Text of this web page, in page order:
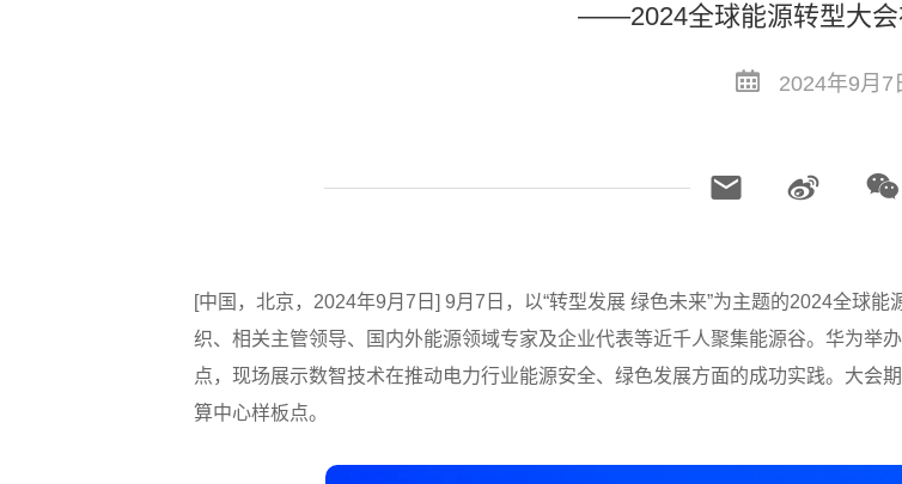
——2024全球能源转型大会
2024年9月7
[中国，北京，2024年9月7日] 9月7日，以“转型发展 绿色未来”为主题的2024全球
织、相关主管领导、国内外能源领域专家及企业代表等近千人聚集能源谷。华为举
点，现场展示数智技术在推动电力行业能源安全、绿色发展方面的成功实践。大会
算中心样板点。